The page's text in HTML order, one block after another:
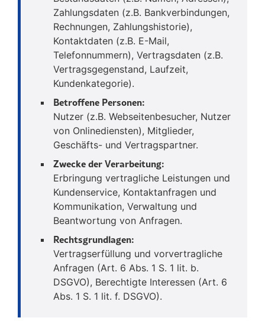
Zahlungsdaten (z.B. Bankverbindungen,
Rechnungen, Zahlungshistorie),
Kontaktdaten (z.B. E-Mail,
Telefonnummern), Vertragsdaten (z.B.
Vertragsgegenstand, Laufzeit,
Kundenkategorie).
Betroffene Personen:
Nutzer (z.B. Webseitenbesucher, Nutzer
von Onlinediensten), Mitglieder,
Geschäfts- und Vertragspartner.
Zwecke der Verarbeitung:
Erbringung vertragliche Leistungen und
Kundenservice, Kontaktanfragen und
Kommunikation, Verwaltung und
Beantwortung von Anfragen.
Rechtsgrundlagen:
Vertragserfüllung und vorvertragliche
Anfragen (Art. 6 Abs. 1 S. 1 lit. b.
DSGVO), Berechtigte Interessen (Art. 6
Abs. 1 S. 1 lit. f. DSGVO).